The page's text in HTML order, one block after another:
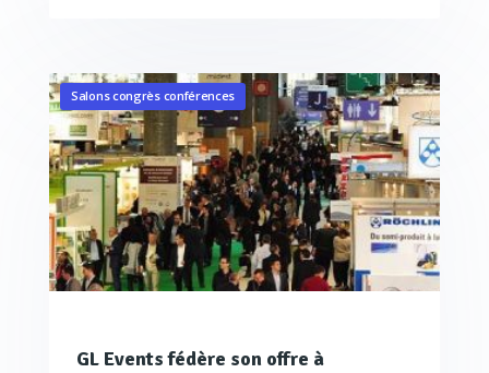
Salons congrès conférences
GL Events fédère son offre à